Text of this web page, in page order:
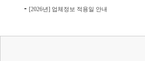
[2026년] 업체정보 적용일 안내